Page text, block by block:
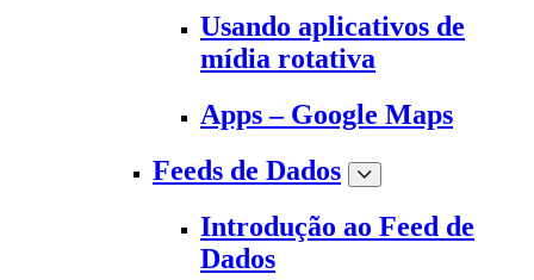
Usando aplicativos de
mídia rotativa
Apps – Google Maps
Feeds de Dados
Introdução ao Feed de
Dados